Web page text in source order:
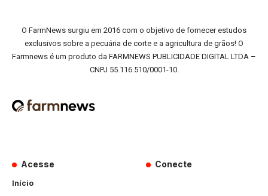
O FarmNews surgiu em 2016 com o objetivo de fornecer estudos
exclusivos sobre a pecuária de corte e a agricultura de grãos! O
Farmnews é um produto da FARMNEWS PUBLICIDADE DIGITAL LTDA –
CNPJ 55.116.510/0001-10.
Acesse
Início
Conecte